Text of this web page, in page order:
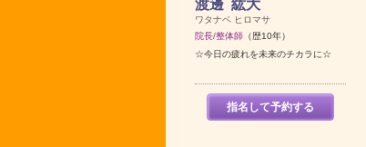
渡邊 紘大
ワタナベ ヒロマサ
院長/整体師（歴10年）
☆今日の疲れを未来のチカラに☆
指名して予約する